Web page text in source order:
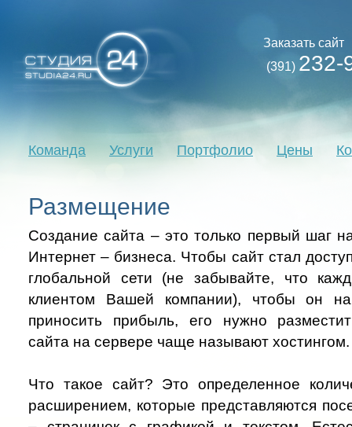
Заказать сайт
(391) 232-
Команда Услуги Портфолио Цены
Размещение
Создание сайта – это только первый шаг
Интернет – бизнеса. Чтобы сайт стал
глобальной сети (не забывайте, что
клиентом Вашей компании), чтобы он
приносить прибыль, его нужно
сайта на сервере чаще называют хостингом.
Что такое сайт? Это определенное
расширением, которые представляются